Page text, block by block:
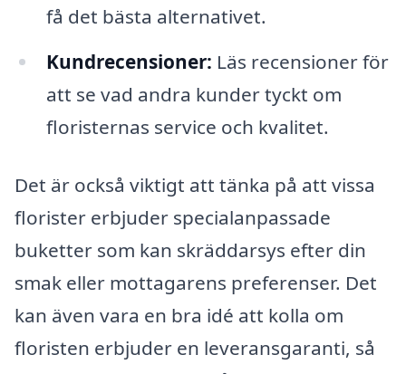
få det bästa alternativet.
Kundrecensioner: Läs recensioner för
att se vad andra kunder tyckt om
floristernas service och kvalitet.
Det är också viktigt att tänka på att vissa
florister erbjuder specialanpassade
buketter som kan skräddarsys efter din
smak eller mottagarens preferenser. Det
kan även vara en bra idé att kolla om
floristen erbjuder en leveransgaranti, så